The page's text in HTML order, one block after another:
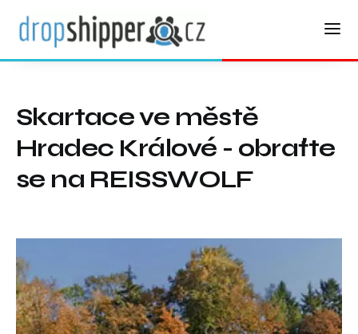
Skartace ve městě
Hradec Králové - obraťte
se na REISSWOLF